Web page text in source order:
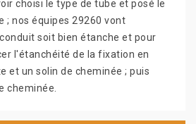
choisi le type de tube et posé le
; nos équipes 29260 vont
soit bien étanche et pour
l'étanchéité de la fixation en
et un solin de cheminée ; puis
cheminée.